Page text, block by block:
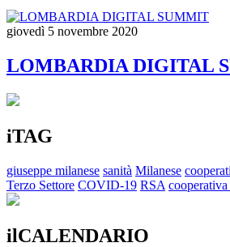
giovedì 5 novembre 2020
LOMBARDIA DIGITAL
iTAG
giuseppe milanese sanità Milanese
Terzo Settore COVID-19 RSA cooperativa
ilCALENDARIO